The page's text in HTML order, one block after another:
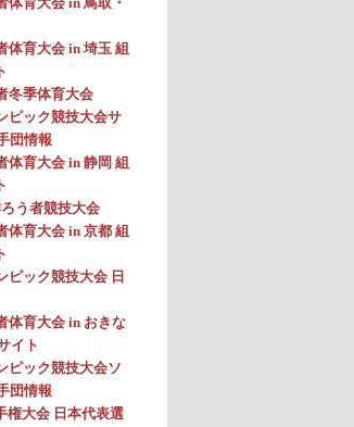
体育大会 in 埼玉 組
冬季体育大会
ピック競技大会サ
団情報
体育大会 in 静岡 組
う者競技大会
体育大会 in 京都 組
ピック競技大会 日
体育大会 in おきな
イト
ピック競技大会ソ
団情報
権大会 日本代表選